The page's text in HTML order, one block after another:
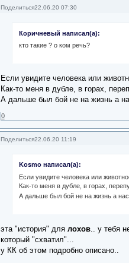
Поделиться22.06.20 07:30
Коричневый написал(а):
кто такие ? о ком речь?
Если увидите человека или
Как-то меня в дубле, в горах,
А дальше был бой не на жизнь а
0
Поделиться22.06.20 11:19
Kosmo написал(а):
Если увидите человека или
Как-то меня в дубле, в горах,
А дальше был бой не на жизнь а
эта "история" для лохов.. у тебя
который "схватил"...
у КК об этом подробно описано..